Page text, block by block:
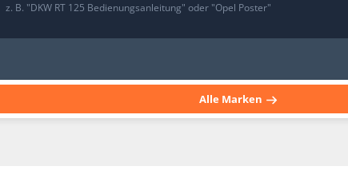
z. B. "DKW RT 125 Bedienungsanleitung" oder "Opel Poster"
Alle Marken